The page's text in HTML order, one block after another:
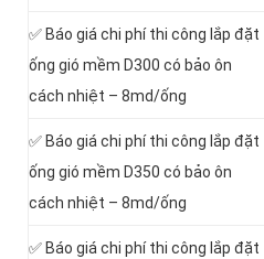
✅ Báo giá chi phí thi công lắp đặt
ống gió mềm D300 có bảo ôn
cách nhiệt – 8md/ống
✅ Báo giá chi phí thi công lắp đặt
ống gió mềm D350 có bảo ôn
cách nhiệt – 8md/ống
✅ Báo giá chi phí thi công lắp đặt